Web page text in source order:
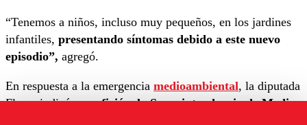
“Tenemos a niños, incluso muy pequeños, en los jardines
infantiles, presentando síntomas debido a este nuevo
episodio”, agregó.
En respuesta a la emergencia medioambiental, la diputada
Flores indicó queofició a la Superintendencia de Medio